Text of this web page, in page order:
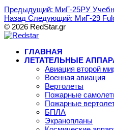
Предыдущий: МиГ-25РУ
Назад Следующий: МиГ-29
© 2026 RedStar.gr
ГЛАВНАЯ
ЛЕТАТЕЛЬНЫЕ
Авиация второй
Военная авиация
Вертолеты
Пожарные
Пожарные
БПЛА
Экранопланы